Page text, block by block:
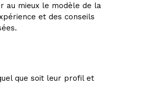
au mieux le modèle de la
et des conseils
que soit leur profil et